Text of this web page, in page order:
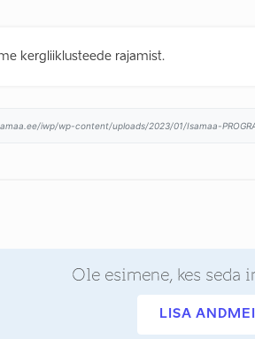
kergliiklusteede rajamist.
iwp/wp-content/uploads/2023/01/Isamaa-
Ole esimene, kes seda
LISA